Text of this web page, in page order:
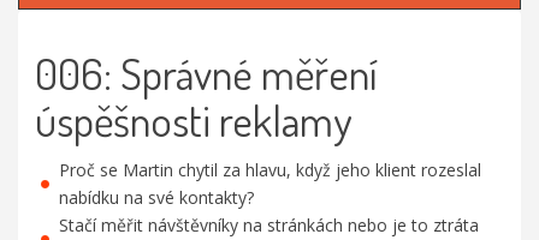
006: Správné měření
úspěšnosti reklamy
Proč se Martin chytil za hlavu, když jeho klient rozeslal
nabídku na své kontakty?
Stačí měřit návštěvníky na stránkách nebo je to ztráta